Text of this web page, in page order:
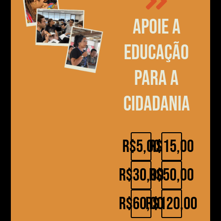
Apoie a
educação
para a
cidadania
R$5,00
R$30,00
R$60,00
R$15,00
R$50,00
R$120,00